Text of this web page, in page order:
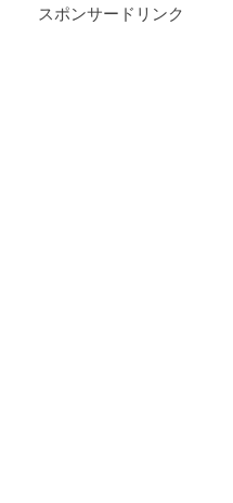
スポンサードリンク